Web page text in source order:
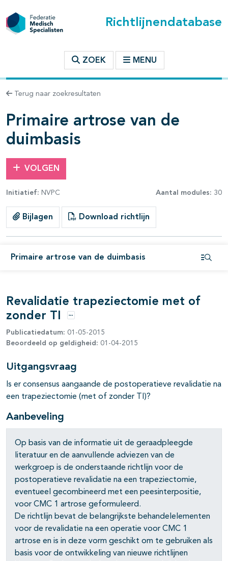
Richtlijnendatabase
ZOEK MENU
Terug naar zoekresultaten
Primaire artrose van de
duimbasis
VOLGEN
Initiatief: NVPC Aantal modules: 30
Bijlagen Download richtlijn
Primaire artrose van de duimbasis
binnen deze richtlijn
open- en dichtklappen
Revalidatie trapeziectomie met of
zonder TI
Opties
Publicatiedatum: 01-05-2015
Beoordeeld op geldigheid: 01-04-2015
Uitgangsvraag
Is er consensus aangaande de postoperatieve revalidatie na
een trapeziectomie (met of zonder TI)?
Aanbeveling
Op basis van de informatie uit de geraadpleegde
literatuur en de aanvullende adviezen van de
werkgroep is de onderstaande richtlijn voor de
postoperatieve revalidatie na een trapeziectomie,
eventueel gecombineerd met een peesinterpositie,
voor CMC 1 artrose geformuleerd.
De richtlijn bevat de belangrijkste behandelelementen
voor de revalidatie na een operatie voor CMC 1
artrose en is in deze vorm geschikt om te gebruiken als
basis voor de ontwikkeling van nieuwe richtlijnen